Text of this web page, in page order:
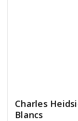
Charles
Blancs